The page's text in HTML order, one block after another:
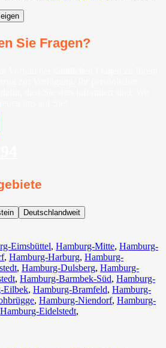
Sie Fragen?
Deutschlandweit
Eimsbüttel, Hamburg-Mitte, Hamburg-
, Hamburg-Harburg, Hamburg-
, Hamburg-Dulsberg, Hamburg-
, Hamburg-Barmbek-Süd, Hamburg-
Eilbek, Hamburg-Bramfeld, Hamburg-
, Hamburg-Niendorf, Hamburg-
Hamburg-Eidelstedt,